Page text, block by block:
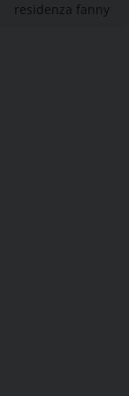
residenza fanny